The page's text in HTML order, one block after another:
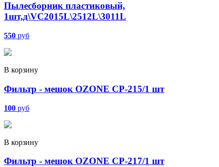
Пылесборник пластиковый,
1шт,д\VC2015L\2512L\3011L
550 руб
В корзину
Фильтр - мешок OZONE CP-215/1 шт
100 руб
В корзину
Фильтр - мешок OZONE CP-217/1 шт